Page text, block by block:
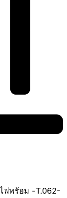
ฟพร้อม -T.062-